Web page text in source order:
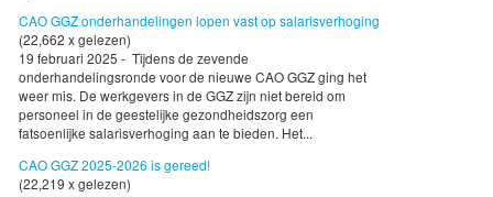
CAO GGZ onderhandelingen lopen vast op salarisverhoging
(22,662 x gelezen)
19 februari 2025 - Tijdens de zevende
onderhandelingsronde voor de nieuwe CAO GGZ ging het
weer mis. De werkgevers in de GGZ zijn niet bereid om
personeel in de geestelijke gezondheidszorg een
fatsoenlijke salarisverhoging aan te bieden. Het...
CAO GGZ 2025-2026 is gereed!
(22,219 x gelezen)